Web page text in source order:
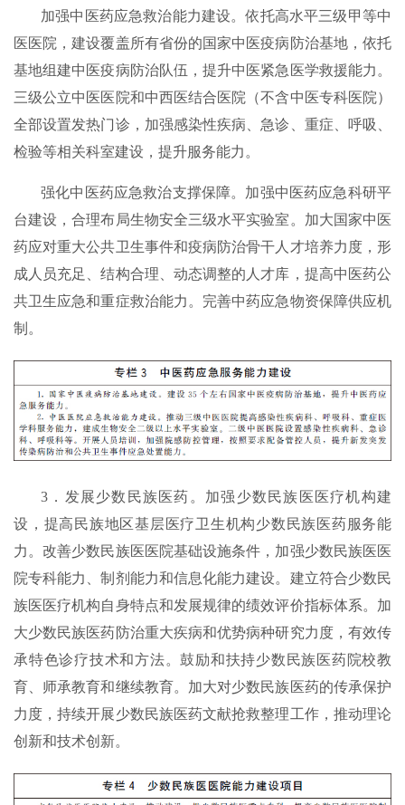
加强中医药应急救治能力建设。依托高水平三级甲等中
医医院，建设覆盖所有省份的国家中医疫病防治基地，依托
基地组建中医疫病防治队伍，提升中医紧急医学救援能力。
三级公立中医医院和中西医结合医院（不含中医专科医院）
全部设置发热门诊，加强感染性疾病、急诊、重症、呼吸、
检验等相关科室建设，提升服务能力。
强化中医药应急救治支撑保障。加强中医药应急科研平
台建设，合理布局生物安全三级水平实验室。加大国家中医
药应对重大公共卫生事件和疫病防治骨干人才培养力度，形
成人员充足、结构合理、动态调整的人才库，提高中医药公
共卫生应急和重症救治能力。完善中药应急物资保障供应机
制。
3．发展少数民族医药。加强少数民族医医疗机构建
设，提高民族地区基层医疗卫生机构少数民族医药服务能
力。改善少数民族医医院基础设施条件，加强少数民族医医
院专科能力、制剂能力和信息化能力建设。建立符合少数民
族医医疗机构自身特点和发展规律的绩效评价指标体系。加
大少数民族医药防治重大疾病和优势病种研究力度，有效传
承特色诊疗技术和方法。鼓励和扶持少数民族医药院校教
育、师承教育和继续教育。加大对少数民族医药的传承保护
力度，持续开展少数民族医药文献抢救整理工作，推动理论
创新和技术创新。